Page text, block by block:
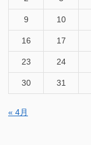
9 10
16 17
23 24
30 31
« 4月